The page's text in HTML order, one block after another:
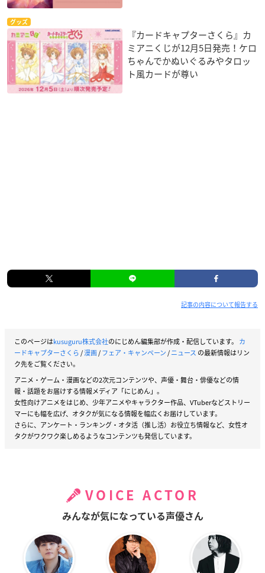
グッズ
『カードキャプターさくら』カ
ミアニくじが12月5日発売！ケロ
ちゃんでかぬいぐるみやタロッ
ト風カードが尊い
記事の内容について報告する
このページはkusuguru株式会社のにじめん編集部が作成・配信しています。 カ
ードキャプターさくら/漫画/フェア・キャンペーン/ニュース の最新情報はリン
ク先をご覧ください。
アニメ・ゲーム・漫画などの2次元コンテンツや、声優・舞台・俳優などの情
報・話題をお届けする情報メディア「にじめん」。
女性向けアニメをはじめ、少年アニメやキャラクター作品、VTuberなどストリー
マーにも幅を広げ、オタクが気になる情報を幅広くお届けしています。
さらに、アンケート・ランキング・オタ活（推し活）お役立ち情報など、女性オ
タクがワクワク楽しめるようなコンテンツも発信しています。
VOICE ACTOR
みんなが気になっている声優さん